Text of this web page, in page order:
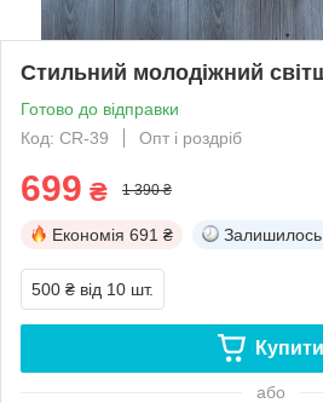
Стильний молодіжний
Готово до відправки
Код: CR-39
Опт і роздріб
699 ₴ 1 390 ₴
Економія 691 ₴ Залишилось
500 ₴ від 10 шт.
Купити
або